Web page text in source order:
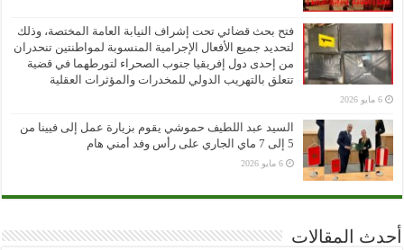
فتح بحث قضائي تحت إشراف النيابة العامة المختصة، وذلك
لتحديد جميع الأفعال الإجرامية المنسوبة لمواطنتين تنحدران
من إحدى دول إفريقيا جنوب الصحراء لتورطهما في قضية
تتعلق بالتهريب الدولي للمخدرات والمؤثرات العقلية
6 مايو 2026
السيد عبد اللطيف حموشي يقوم بزيارة عمل إلى فيينا من
5 إلى 7 ماي الجاري على رأس وفد أمني هام
6 مايو 2026
أحدث المقالات